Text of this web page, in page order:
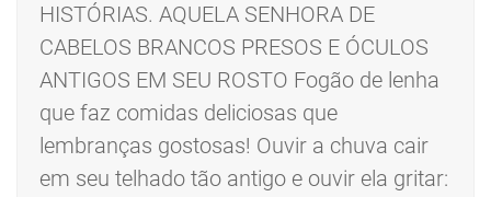
HISTÓRIAS. AQUELA SENHORA DE
CABELOS BRANCOS PRESOS E ÓCULOS
ANTIGOS EM SEU ROSTO Fogão de lenha
que faz comidas deliciosas que
lembranças gostosas! Ouvir a chuva cair
em seu telhado tão antigo e ouvir ela gritar: